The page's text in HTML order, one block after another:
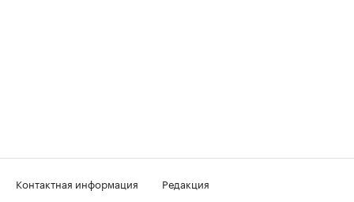
Контактная информация
Редакция